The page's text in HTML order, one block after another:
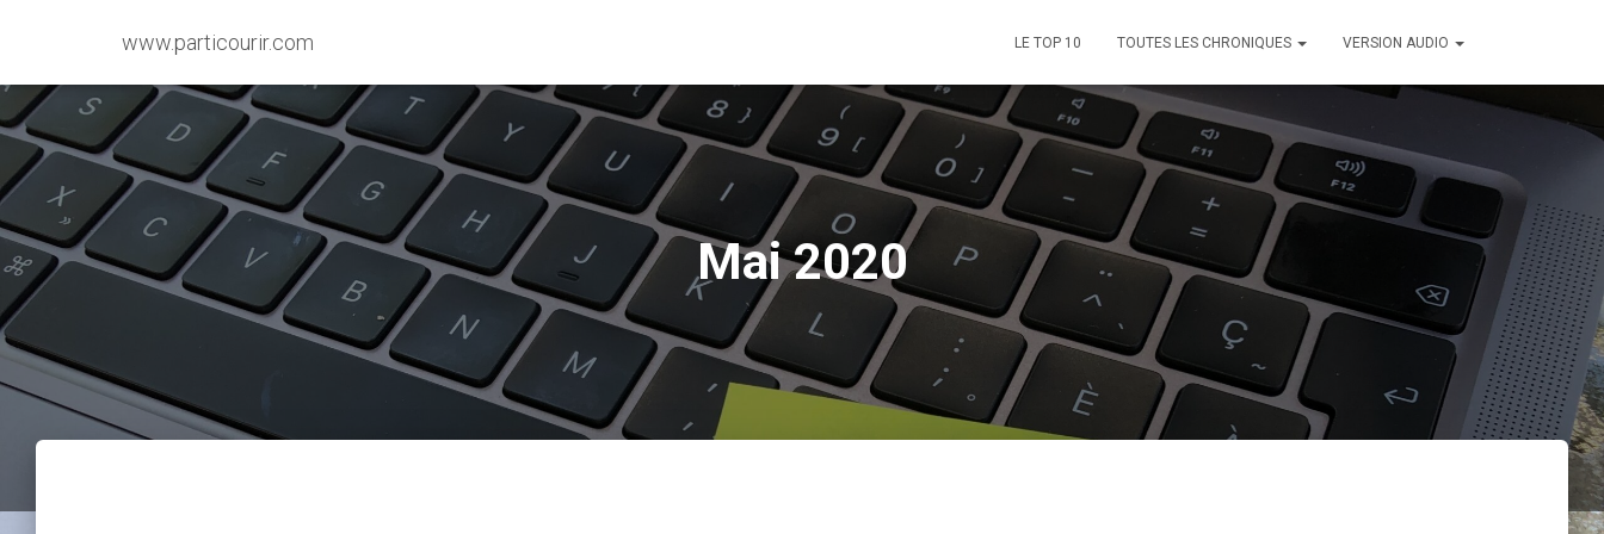
www.particourir.com LE TOP 10 TOUTES LES CHRONIQUES VERSION AUDIO
Mai 2020